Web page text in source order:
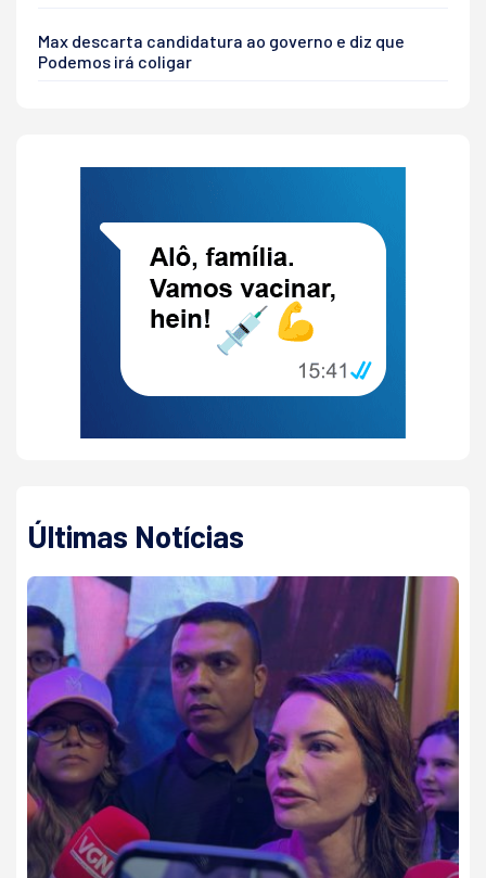
Max descarta candidatura ao governo e diz que
Podemos irá coligar
Últimas Notícias